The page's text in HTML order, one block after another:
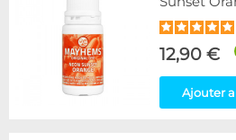
12,90 €
Ajouter